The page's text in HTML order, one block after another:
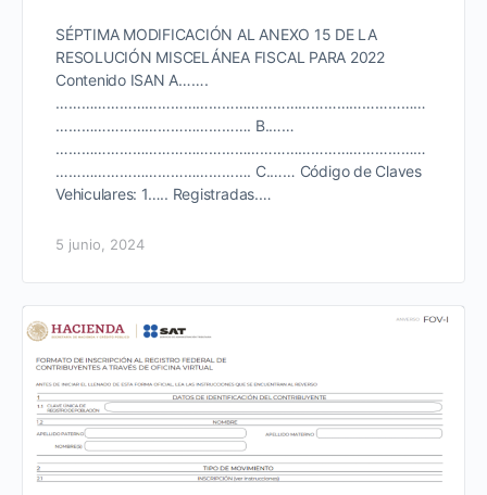
SÉPTIMA MODIFICACIÓN AL ANEXO 15 DE LA
RESOLUCIÓN MISCELÁNEA FISCAL PARA 2022
Contenido ISAN A…….
……………………………………………………………………………
………………………………………. B.……
……………………………………………………………………………
………………………………………. C.…… Código de Claves
Vehiculares: 1….. Registradas.…
5 junio, 2024